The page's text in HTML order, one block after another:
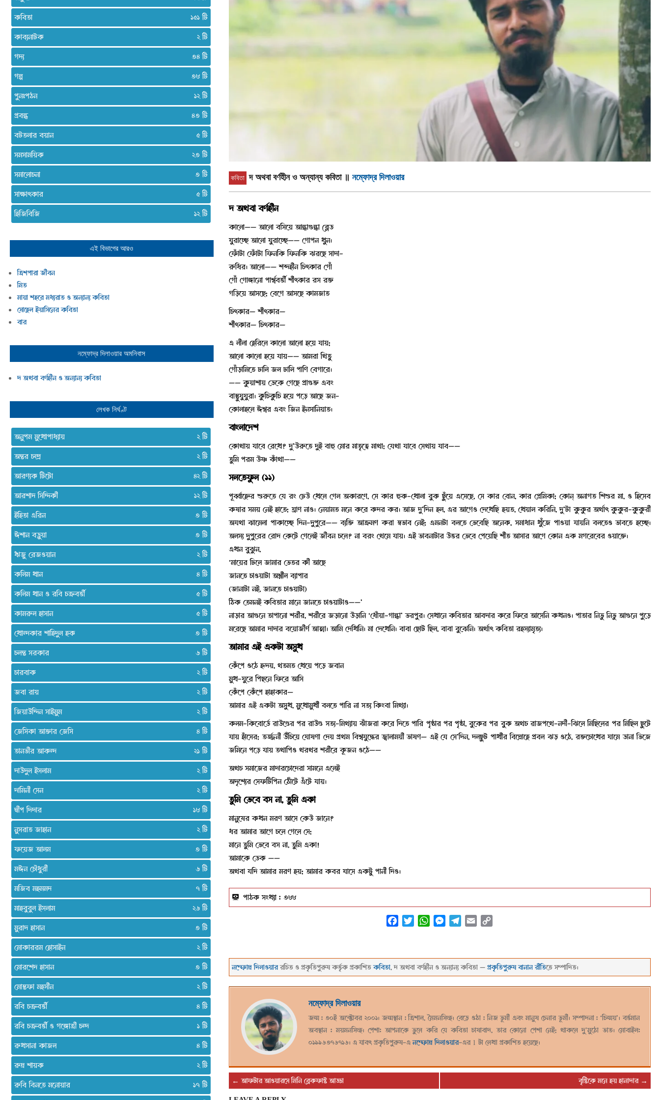
কবিতা দ অথবা বর্ণহীন ও অন্যান্য কবিতা ॥ নম্ফোদ্র দিলাওয়ার
দ অথবা বর্ণহীন
কালো—— আলো বসিয়ে আন্ধাগুন্ধা ব্লেড
ঘুরাচ্ছে আলো ঘুরাচ্ছে—— গোপন খুন।
ফোঁটা ফোঁটা ফিনকি ফিনকি ঝরছে সাদা-
রুধির। আলো—— শব্দহীন চিৎকার গোঁ
গোঁ গোঙ্গানো পার্শ্ববর্ত্তী শীৎকার রস রক্ত
গড়িয়ে আসছে; বেগে আসছে কামজাত
চিৎকার— শীৎকার—
শীৎকার— চিৎকার—
এ লীলা হেরিলে কালো আলো হয়ে যায়;
আলো কালো হয়ে যায়—— আমরা থিতু
গোঁড়ামিতে ঢালি জল ঢালি পাণি বেগারে।
—— কুয়াশায় ডেকে গেছে প্রাগুক্ত এবং
বাস্তুঘুঘুরা। কুচিকুচি হয়ে পড়ে আছে জন-
কোলাহলে ঈশ্বর এবং জিন ইনসানিয়াত।
বাংলাদেশ
কোথায় যাবে রেখে? দু’উরুতে দুই বাহু মোর মাতৃত্বে মাথা; যেথা যাবে সেথায় যাব——
তুমি পরম উষ্ণ কাঁথা——
সলতেফুল (১১)
পূর্ব্বাহ্নের শুরুতে যে রং ঢেউ খেলে গেল অকারণে, সে কার হুক-খোলা বুক ছুঁয়ে এসেছে, সে কার বোন, কার প্রেমিকা; কোন্ অনাগত শিশুর মা, ও হিসেব
কষার সময় নেই হাতে; ঘ্রাণ নাও। নেয়ামত মনে করে কদর কর। আজ দু’দিন হল, এর আগেও দেখেছি হয়ত, খেয়াল করিনি, দু’টা কুকুর অর্থাৎ কুকুর-কুকুরী
অযথা ঝামেলা পাকাচ্ছে দিন-দুপুরে—— ব্যক্তি আক্রমণ করা স্বভাব নেই; এমনটা বলতে ভেবেছি অনেক, সমাধান খুঁজে পাওয়া যায়নি বলতেও ভাবতে হচ্ছে।
অলস্য দুপুরের রোদ কেটে গেলেই জীবন চলে? না বরং থেমে যায়। এই ভাবনাটার উত্তর ভেবে পেয়েছি শীত আসার আগে কোন এক মগরেবের ওয়াক্তে।
এখন বুঝুন,
‘মায়ের ঢিলে জামার ভেতর কী আছে
জানতে চাওয়াটা অশ্লীল ব্যাপার
(জানাটা নই, জানতে চাওয়াটা)
ঠিক তেমনই কবিতার মানে জানতে চাওয়াটাও——’
নাড়ার আগুনে তাপানো শরীর, শরীরে জড়ানো উড়ানি ‘ধোঁয়া-গান্ধা’ ভরপুর। সেখানে কবিতার আবদার করে ফিরে আসেনি কখনও। পাতার নিভু নিভু আগুনে পুড়ে
মরেছে আমার দাদার বয়োজীর্ণ আত্মা। আমি দেখিনি। মা দেখেনি। বাবা ছোট ছিল, বাবা বুঝেনি। অর্থাৎ কবিতা রহস্যামৃত্য।
আমার এই একটা অসুখ
কেঁপে ওঠে হৃদয়, থতমত খেয়ে পড়ে জবান
মুখ-ঘুরে পিছনে ফিরে আসি
কেঁপে কেঁপে হাহাকার—
আমার এই একটা অসুখ, মুখোমুখী বলতে পারি না সত্য কিংবা মিথ্যা।
কলম-কিবোর্ডে রাউণ্ডের পর রাউণ্ড সত্য-মিথ্যায় ঝাঁজরা করে দিতে পারি পৃষ্ঠার পর পৃষ্ঠা, বুকের পর বুক অথচ রাজপথে-নদী-ঝিলে মিছিলের পর মিছিল ছুটে
যায় হাঁসের; তর্জ্জনী উঁচিয়ে ঘোষণা দেয় প্রথম বিশ্বযুদ্ধের জ্বালাময়ী ভাষণ— এই যে সে’দিন, দলছুট পাখীর বিদ্রোহে প্রবল ঝড় ওঠে, রক্তচোখের ঘামে ডানা ভিজে
জমিনে পড়ে যায় তথাপিও থরথর শরীরে কূজন ওঠে——
অথচ সমাজের মাদারচোদেরা সামনে এলেই
অদৃশ্যের সেফটিপিন ঠোঁটে এঁটে যায়।
তুমি ভেবে বস না, তুমি একা
মানুষের কখন মরণ আসে কেউ জানে?
ধর আমার আগে চলে গেলে সে;
মানে তুমি ভেবে বস না, তুমি একা!
আমাকে ডেক ——
অথবা যদি আমার মরণ হয়; আমার কবর ঘাসে একটু পানী দিও।
পাঠক সংখ্যা : ৩৮৮
FacebookTwitterWhatsAppMessengerTelegram
Email
নম্ফোদ্র দিলাওয়াররচিত ও প্রকৃতিপুরুষ কর্ত্তৃক প্রকাশিতকবিতা, দ অথবা বর্ণহীন ও অন্যান্য কবিতা —প্রকৃতিপুরুষ বানান রীতিতে সম্পাদিত।
নম্ফোদ্র দিলাওয়ার
জন্ম : ৩০ই অক্টোবর ২০০১। জন্মস্থান : ত্রিশাল, মৈমনসিংহ। বেড়ে ওঠা : নিজ ভূমী এবং মানুষ চেনার ভূমী। সম্পাদনা : ‘চিন্ময়’। বর্ত্তমান
অবস্থান : ময়মনসিংহ। পেশা: আপনাকে ভুলে করি যে কবিতা চাষাবাদ, তার কোনো পেশা নেই; থাকলে দু'মুঠো ভাত। মোবাইল:
০১৯৯৬৩৭৬৭১৬। এ যাবৎ প্রকৃতিপুরুষ-এনম্ফোদ্র দিলাওয়ার-এর 1 টা লেখা প্রকাশিত হয়েছে।
বৃষ্টিকে মনে হয় হানাদার→
←আফটার আওয়ারসে মিনি ব্রেকফাষ্ট আড্ডা
কবিতা
১৫১
কাব্যনাটক
২
গদ্য
৩৪
গল্প
৩৮
পুনঃপঠন
১২
প্রবন্ধ
৪৩
বটতলার বয়ান
৫
সমসাময়িক
২৩
সমালোচনা
৩
সাক্ষাৎকার
৫
হিজিবিজি
১২
এই বিভাগের আরও
ত্রিশপারা জীবন
মিত
মায়া শহরে মধ্যরাত ও অন্যান্য কবিতা
সোহেল ইয়াসিনের কবিতা
বার
নম্ফোদ্র দিলাওয়ার অমনিবাস
দ অথবা বর্ণহীন ও অন্যান্য কবিতা
লেখক নির্ঘণ্ট
অনুপম মুখোপাধ্যায়
২
অন্তর চন্দ্র
২
আরণ্যক টিটো
৪২
আরশাদ সিদ্দিকী
১২
ইহিতা এরিন
৩
ঈশান বড়ুয়া
৩
ঋজু রেজওয়ান
২
কলিম খান
৪
কলিম খান ও রবি চক্রবর্ত্তী
৫
কামরুল হাসান
৫
খোন্দকার শাহিদুল হক
৩
চলন্ত সরকার
৬
চারবাক
২
জবা রায়
২
জিয়াউদ্দিন সাইমুম
২
জেসিকা আক্তার জেসি
৪
তানভীর আকন্দ
২১
দাউদুল ইসলাম
২
দামিনী সেন
২
দ্বীপ দিদার
১৮
নুসরাত জাহান
২
ফয়েজ আলম
৩
মঈন চৌধুরী
৬
মজিব মহমমদ
৭
মাহবুবুল ইসলাম
২৬
মুরাদ হাসান
৩
মোকাররম হোসাইন
২
মোরশেদ হাসান
৩
মোস্তফা মহসীন
২
রবি চক্রবর্ত্তী
৪
রবি চক্রবর্ত্তী ও গঙ্গোত্রী চন্দ
১
রুখসানা কাজল
৪
রুদ্র শায়ক
২
রুবি বিনতে মনোয়ার
১৭